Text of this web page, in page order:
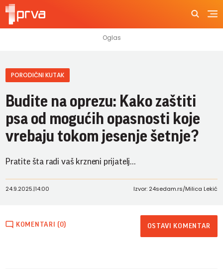
PORODIČNI KUTAK
Budite na oprezu: Kako zaštiti
psa od mogućih opasnosti koje
vrebaju tokom jesenje šetnje?
Pratite šta radi vaš krzneni prijatelj...
24.9.2025.|14:00 Izvor: 24sedam.rs/Milica Lekić
KOMENTARI (0) OSTAVI KOMENTAR